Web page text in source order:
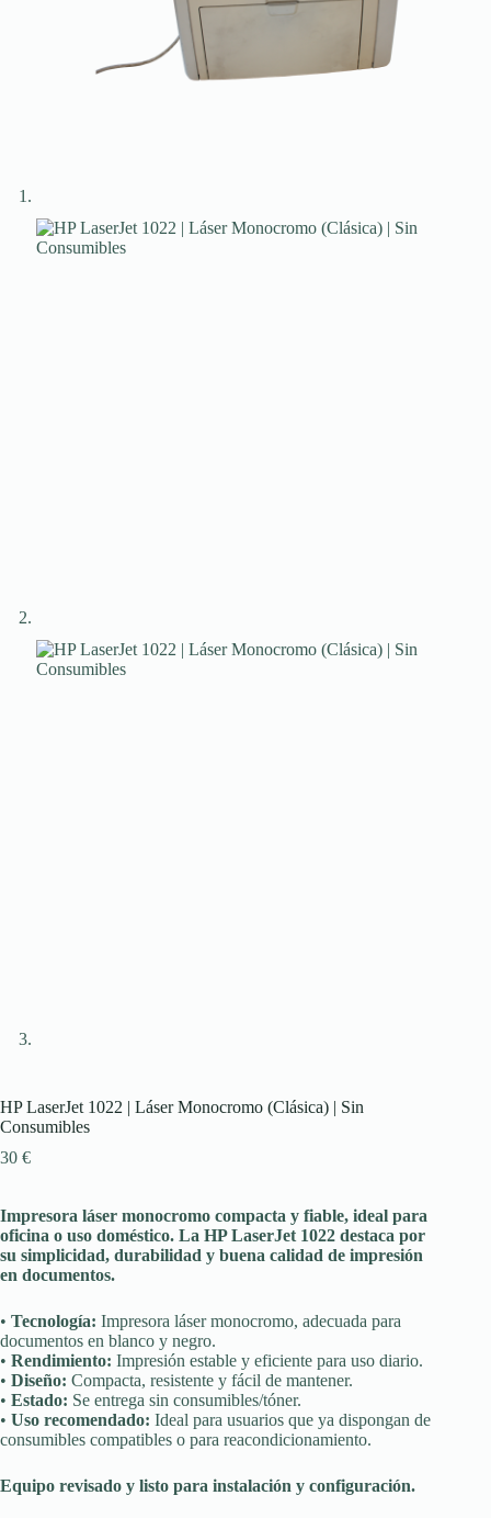
HP LaserJet 1022 | Láser Monocromo (Clásica) | Sin
Consumibles
30 €
Impresora láser monocromo compacta y fiable, ideal para
oficina o uso doméstico. La HP LaserJet 1022 destaca por
su simplicidad, durabilidad y buena calidad de impresión
en documentos.
• Tecnología: Impresora láser monocromo, adecuada para
documentos en blanco y negro.
• Rendimiento: Impresión estable y eficiente para uso diario.
• Diseño: Compacta, resistente y fácil de mantener.
• Estado: Se entrega sin consumibles/tóner.
• Uso recomendado: Ideal para usuarios que ya dispongan de
consumibles compatibles o para reacondicionamiento.
Equipo revisado y listo para instalación y configuración.